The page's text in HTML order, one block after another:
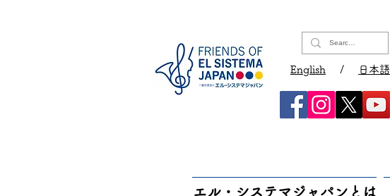
English / 日本語
エル・システマジャパンとは